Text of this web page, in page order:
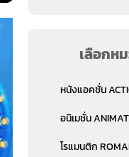
เลือกห
หนังแอคชั่น
อนิเมชั่น
โรแมนติก